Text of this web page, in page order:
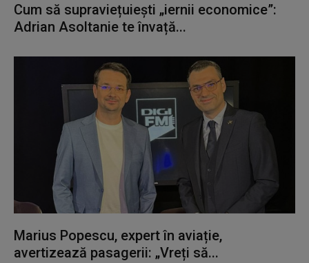
Cum să supraviețuiești „iernii economice”:
Adrian Asoltanie te învață...
Marius Popescu, expert în aviație,
avertizează pasagerii: „Vreți să...